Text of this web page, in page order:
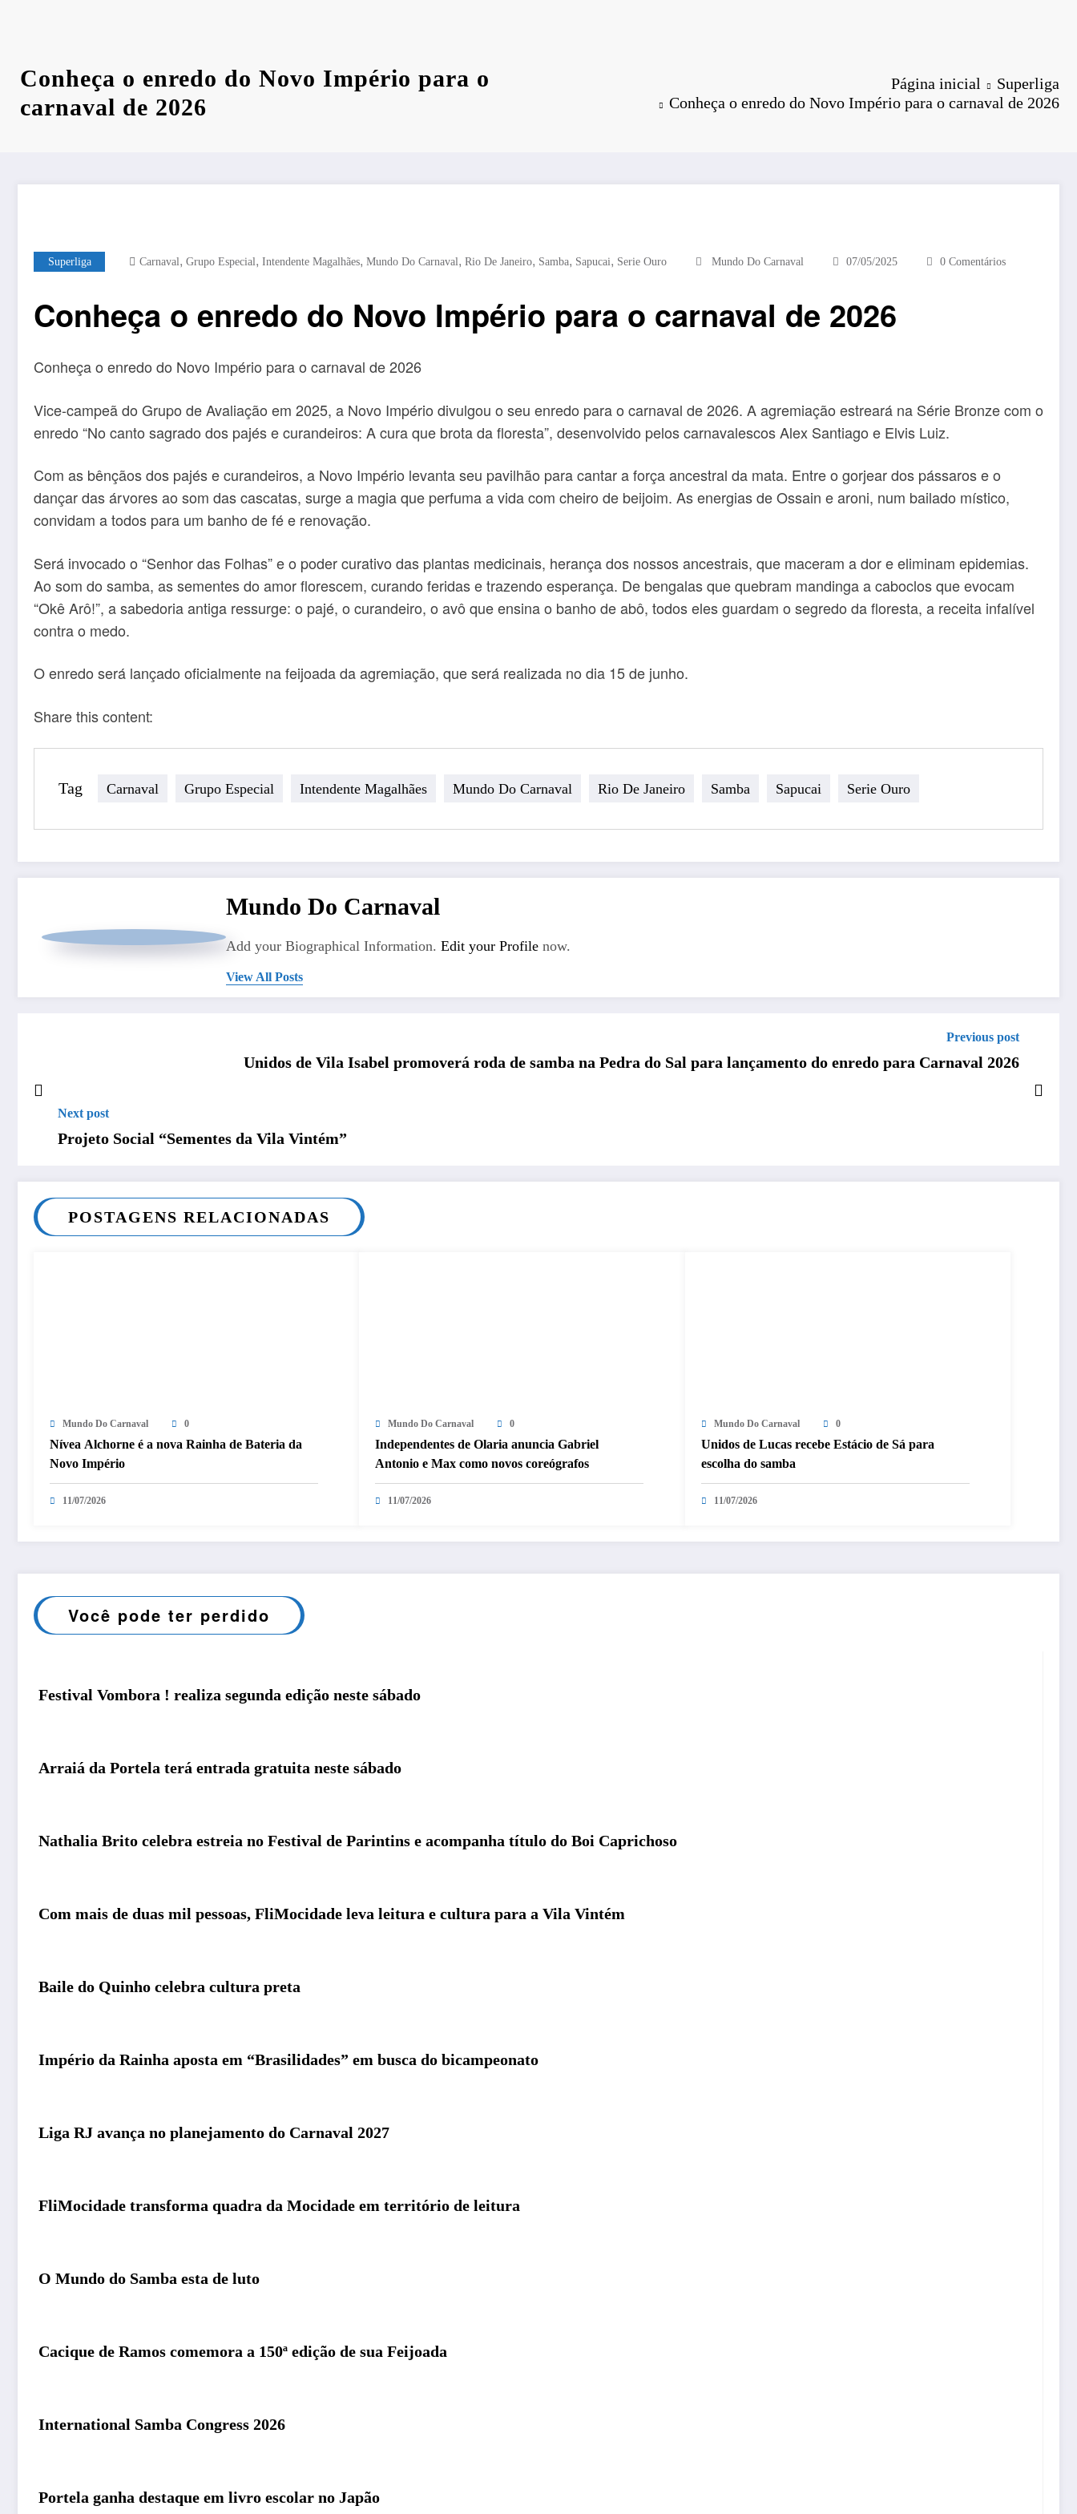
Conheça o enredo do Novo Império para o
carnaval de 2026
Página inicial
Superliga
Conheça o enredo do Novo Império para o carnaval de 2026
Superliga Carnaval , Grupo Especial , Intendente Magalhães, Mundo Do Carnaval , Rio De Janeiro, Samba, Sapucai, Serie Ouro Mundo Do Carnaval 07/05/2025 0 Comentários
Conheça o enredo do Novo Império para o carnaval de 2026
Conheça o enredo do Novo Império para o carnaval de 2026
Vice-campeã do Grupo de Avaliação em 2025, a Novo Império divulgou o seu enredo para o carnaval de 2026. A agremiação estreará na Série Bronze com o
enredo “No canto sagrado dos pajés e curandeiros: A cura que brota da floresta”, desenvolvido pelos carnavalescos Alex Santiago e Elvis Luiz.
Com as bênçãos dos pajés e curandeiros, a Novo Império levanta seu pavilhão para cantar a força ancestral da mata. Entre o gorjear dos pássaros e o
dançar das árvores ao som das cascatas, surge a magia que perfuma a vida com cheiro de beijoim. As energias de Ossain e aroni, num bailado místico,
convidam a todos para um banho de fé e renovação.
Será invocado o “Senhor das Folhas” e o poder curativo das plantas medicinais, herança dos nossos ancestrais, que maceram a dor e eliminam epidemias.
Ao som do samba, as sementes do amor florescem, curando feridas e trazendo esperança. De bengalas que quebram mandinga a caboclos que evocam
“Okê Arô!”, a sabedoria antiga ressurge: o pajé, o curandeiro, o avô que ensina o banho de abô, todos eles guardam o segredo da floresta, a receita infalível
contra o medo.
O enredo será lançado oficialmente na feijoada da agremiação, que será realizada no dia 15 de junho.
Share this content:
Tag Carnaval Grupo Especial Intendente Magalhães Mundo Do Carnaval Rio De Janeiro Samba Sapucai Serie Ouro
Mundo Do Carnaval
Add your Biographical Information. Edit your Profile now.
View All Posts
Previous post
Unidos de Vila Isabel promoverá roda de samba na Pedra do Sal para lançamento do enredo para Carnaval 2026
Next post
Projeto Social “Sementes da Vila Vintém”
POSTAGENS RELACIONADAS
Mundo Do Carnaval 0
Nívea Alchorne é a nova Rainha de Bateria da
Novo Império
11/07/2026
Mundo Do Carnaval 0
Independentes de Olaria anuncia Gabriel
Antonio e Max como novos coreógrafos
11/07/2026
Mundo Do Carnaval 0
Unidos de Lucas recebe Estácio de Sá para
escolha do samba
11/07/2026
Você pode ter perdido
Festival Vombora ! realiza segunda edição neste sábado
Arraiá da Portela terá entrada gratuita neste sábado
Nathalia Brito celebra estreia no Festival de Parintins e acompanha título do Boi Caprichoso
Com mais de duas mil pessoas, FliMocidade leva leitura e cultura para a Vila Vintém
Baile do Quinho celebra cultura preta
Império da Rainha aposta em “Brasilidades” em busca do bicampeonato
Liga RJ avança no planejamento do Carnaval 2027
FliMocidade transforma quadra da Mocidade em território de leitura
O Mundo do Samba esta de luto
Cacique de Ramos comemora a 150ª edição de sua Feijoada
International Samba Congress 2026
Portela ganha destaque em livro escolar no Japão